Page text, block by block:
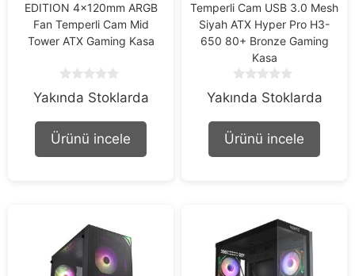
EDITION 4x120mm ARGB
Fan Temperli Cam Mid
Tower ATX Gaming Kasa
o
o
f
Yakında Stoklarda
Ürünü incele
Temperli Cam USB 3.0 Mesh
Siyah ATX Hyper Pro H3-
650 80+ Bronze Gaming
Kasa
o
o
f
Yakında Stoklarda
Ürünü incele